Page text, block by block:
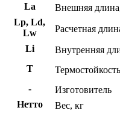
La
Внешняя
Lp, Ld,
Lw
Расчетная
Li
Внутренняя
Т
Термостойкость
-
Изготовитель
Нетто
Вес, кг